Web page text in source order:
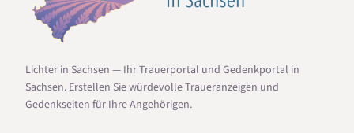
Lichter in Sachsen — Ihr Trauerportal und Gedenkportal in
Sachsen. Erstellen Sie würdevolle Traueranzeigen und
Gedenkseiten für Ihre Angehörigen.